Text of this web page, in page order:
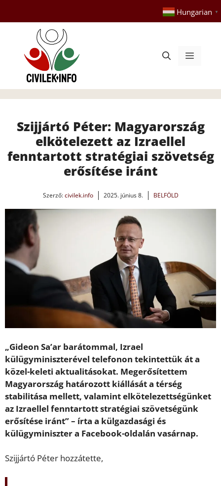
tartalomba
Hungarian ▼
Menü
Szijjártó Péter: Magyarország
elkötelezett az Izraellel
fenntartott stratégiai szövetség
erősítése iránt
Szerző:civilek.info 2025. június 8. BELFÖLD
„Gideon Sa’ar barátommal, Izrael
külügyminiszterével telefonon tekintettük át a
közel-keleti aktualitásokat. Megerősítettem
Magyarország határozott kiállását a térség
stabilitása mellett, valamint elkötelezettségünket
az Izraellel fenntartott stratégiai szövetségünk
erősítése iránt” – írta a külgazdasági és
külügyminiszter a Facebook-oldalán vasárnap.
Szijjártó Péter hozzátette,